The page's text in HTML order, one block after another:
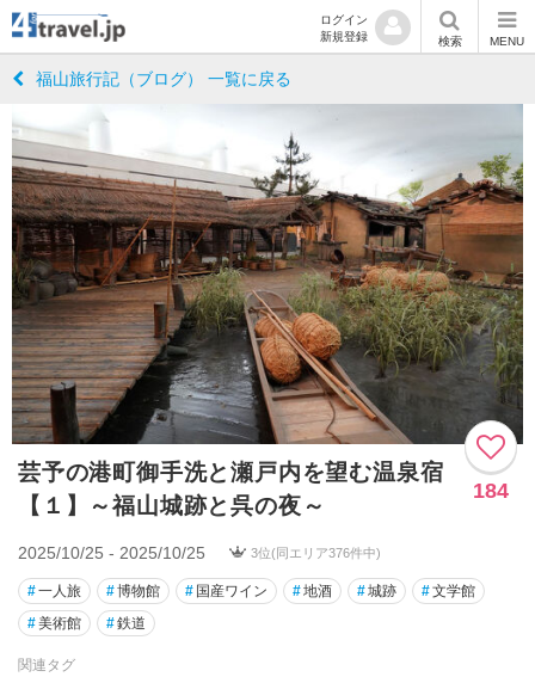
ログイン
新規登録
検索 MENU
福山旅行記（ブログ） 一覧に戻る
芸予の港町御手洗と瀬戸内を望む温泉宿
【１】～福山城跡と呉の夜～
184
2025/10/25 - 2025/10/25 3位(同エリア376件中)
#一人旅 #博物館 # 国産ワイン #地酒 #城跡 #文学館
#美術館 #鉄道
関連タグ